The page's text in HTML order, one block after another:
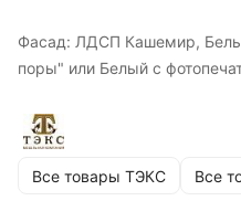
Фасад: ЛДСП Кашемир,
поры" или Белый с
Все товары ТЭКС Все